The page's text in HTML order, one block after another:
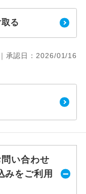
る
承認日：2026/01/16
い合わせ
みをご利用